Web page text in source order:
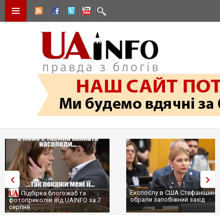
Підбірка блогожаб та
фотоприколів від UAINFO за 7
серпня
Експослу в США
обрали запобіжний захід